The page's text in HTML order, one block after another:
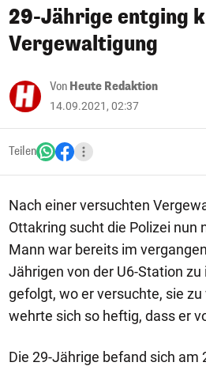
29-Jährige entging
Vergewaltigung
Von Heute Redaktion
14.09.2021, 02:37
Teilen
Nach einer versuchten
Ottakring sucht die Polizei nun
Mann war bereits im
Jährigen von der U6-Station zu
gefolgt, wo er versuchte, sie
wehrte sich so heftig, dass er
Die 29-Jährige befand sich am